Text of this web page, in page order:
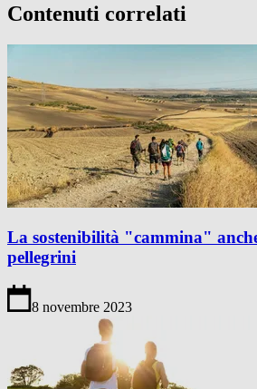
Contenuti correlati
La sostenibilità "cammina"
pellegrini
8 novembre 2023